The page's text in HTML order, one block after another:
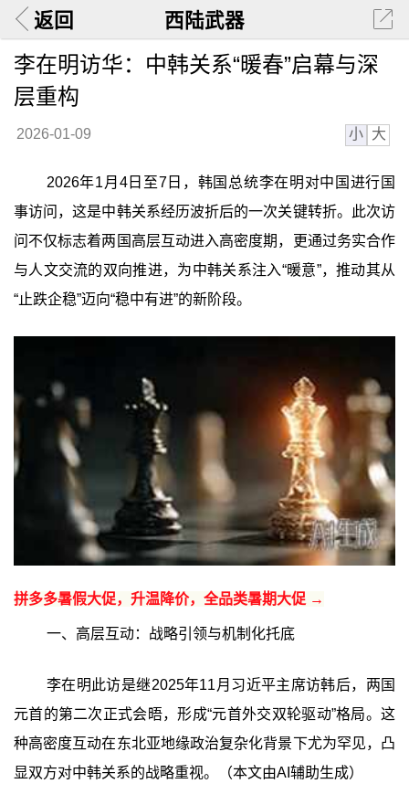
返回 西陆武器
李在明访华：中韩关系“暖春”启幕与深
层重构
2026-01-09 小 大
2026年1月4日至7日，韩国总统李在明对中国进行国
事访问，这是中韩关系经历波折后的一次关键转折。此次访
问不仅标志着两国高层互动进入高密度期，更通过务实合作
与人文交流的双向推进，为中韩关系注入“暖意”，推动其从
“止跌企稳”迈向“稳中有进”的新阶段。
拼多多暑假大促，升温降价，全品类暑期大促 →
一、高层互动：战略引领与机制化托底
李在明此访是继2025年11月习近平主席访韩后，两国
元首的第二次正式会晤，形成“元首外交双轮驱动”格局。这
种高密度互动在东北亚地缘政治复杂化背景下尤为罕见，凸
显双方对中韩关系的战略重视。（本文由AI辅助生成）